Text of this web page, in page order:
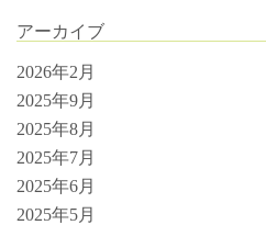
アーカイブ
2026年2月
2025年9月
2025年8月
2025年7月
2025年6月
2025年5月